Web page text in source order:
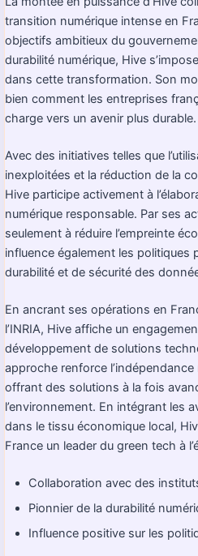
transition numérique intense en
objectifs ambitieux du
durabilité numérique, Hive
dans cette transformation. Son
bien comment les entreprises
charge vers un avenir plus durable.
Avec des initiatives telles que
inexploitées et la réduction de la
Hive participe activement à
numérique responsable. Par ses
seulement à réduire l’empreinte
influence également les politiques
durabilité et de sécurité des
En ancrant ses opérations en
l’INRIA, Hive affiche un
développement de solutions
approche renforce
offrant des solutions à la fois
l’environnement. En intégrant les
dans le tissu économique local,
France un leader du green tech à
Collaboration avec des
Pionnier de la durabilité
Influence positive sur les